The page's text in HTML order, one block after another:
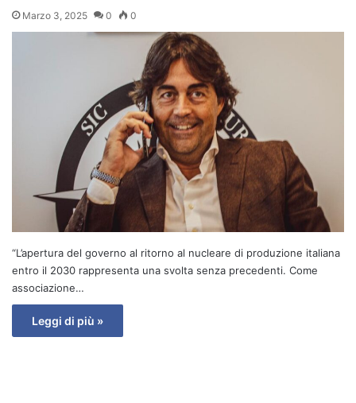
Marzo 3, 2025 0 0
“L’apertura del governo al ritorno al nucleare di produzione italiana
entro il 2030 rappresenta una svolta senza precedenti. Come
associazione…
Leggi di più »